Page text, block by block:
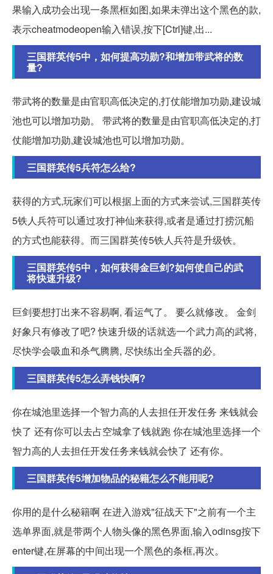
果输入成功会出现一条黑框如图,如果未弹出这个黑色的款,
表示cheatmodeopen输入错误,按下[Ctrl]键,出...
三国群英传5中，如何提高功勋?和增加带武将的数
量?
带武将的数量是由官职高低决定的,打仗能增加功勋,建设城
池也可以增加功勋。 带武将的数量是由官职高低决定的,打
仗能增加功勋,建设城池也可以增加功勋。
三国群英传5兵符怎么给?
获得的方式,玩家们可以根据上面的方式来尝试,三国群英传
5铁人兵符可以通过攻打神仙来获得,或者是通过打捞沉船
的方式也能获得。而三国群英传5铁人兵符是升级铁。
三国群英传5中，如何获得金巨剑?如何使自己的武
将快速升级?
巨剑要想打出来不容易啊, 看运气了。 要么就修改。 金剑
好象只有修改了吧? 快速升级的话就选一个武力高的武将,
尽快学会吸血和杀气腾腾, 尽快练出全兵器的必。
三国群英传5怎么弄钱快啊?
你在城池里选择一个智力高的人去担任开发任务 来钱就会
快了 还有你可以去占空城拿了钱就跑 你在城池里选择一个
智力高的人去担任开发任务来钱就会快了 还有你。
三国群英传5增加物品的秘籍怎么不能用呢?
你用的是什么秘籍啊 在进入游戏"征战天下"之前有一个主
选单界面,就是带两个人物头像的黑色界面,输入odinsg按下
enter键,在屏幕的中间出现一个黑色的条框,再次。